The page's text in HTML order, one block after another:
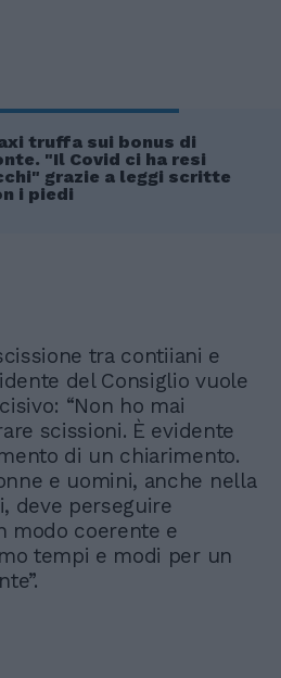
truffa sui bonus di
"Il Covid ci ha resi
grazie a leggi scritte
i piedi
tra contiiani e
del Consiglio vuole
“Non ho mai
scissioni. È evidente
di un chiarimento.
e uomini, anche nella
deve perseguire
modo coerente e
tempi e modi per un